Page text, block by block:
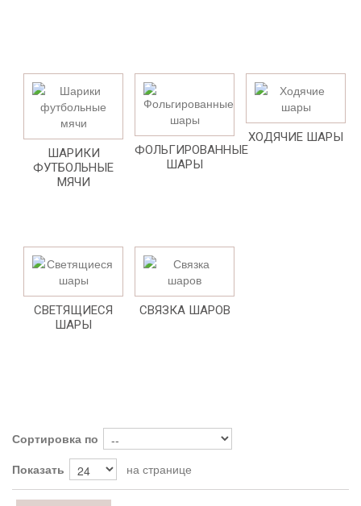
ШАРИКИ
ФУТБОЛЬНЫЕ
МЯЧИ
ФОЛЬГИРОВАННЫЕ
ШАРЫ
ХОДЯЧИЕ ШАРЫ
СВЕТЯЩИЕСЯ
ШАРЫ
СВЯЗКА ШАРОВ
Сортировка по
Показать
на странице